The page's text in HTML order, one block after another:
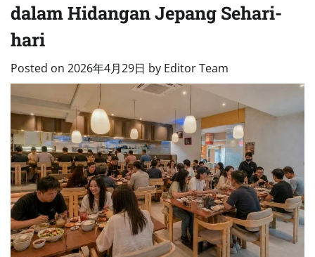
dalam Hidangan Jepang Sehari-
hari
Posted on 2026年4月29日 by Editor Team